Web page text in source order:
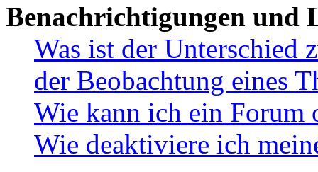
Benachrichtigungen und
Was ist der Unterschied
der Beobachtung eines
Wie kann ich ein Forum
Wie deaktiviere ich